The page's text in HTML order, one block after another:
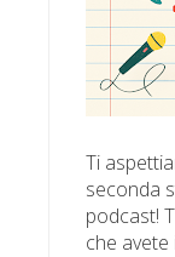
Ti
seconda
podcast!
che